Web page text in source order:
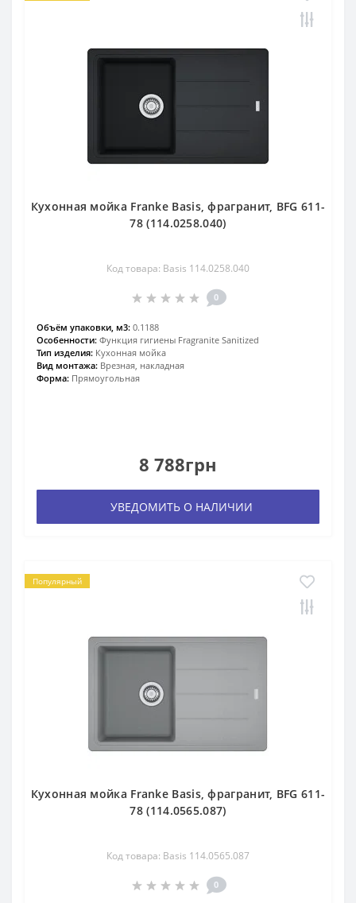
Кухонная мойка Franke Basis, фрагранит, BFG 611-
78 (114.0258.040)
Код товара: Basis 114.0258.040
0
Объём упаковки, м3: 0.1188
Особенности: Функция гигиены Fragranite Sanitized
Тип изделия: Кухонная мойка
Вид монтажа: Врезная, накладная
Форма: Прямоугольная
8 788грн
УВЕДОМИТЬ О НАЛИЧИИ
Популярный
Кухонная мойка Franke Basis, фрагранит, BFG 611-
78 (114.0565.087)
Код товара: Basis 114.0565.087
0